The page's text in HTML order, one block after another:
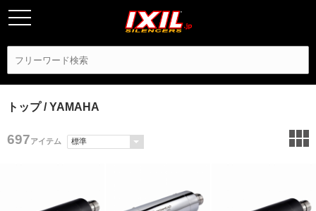
トップ/ YAMAHA
697アイテム